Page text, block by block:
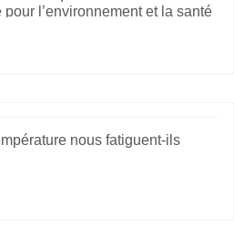
l’environnement et la santé
nous fatiguent-ils